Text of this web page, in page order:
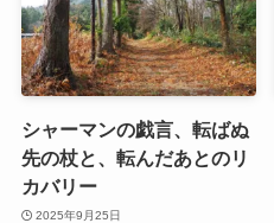
シャーマンの戯言、転ばぬ
先の杖と、転んだあとのリ
カバリー
2025年9月25日